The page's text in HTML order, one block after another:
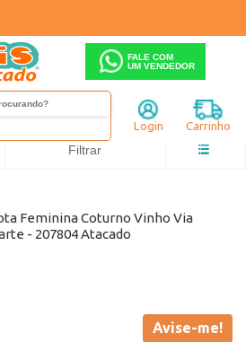
FALE COM
UM VENDEDOR
Login Carrinho
Coturno
Coturno
Filtrar
Feminina Coturno Vinho Via
- 207804 Atacado
Avise-me!